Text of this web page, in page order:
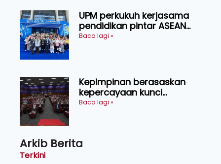
UPM perkukuh kerjasama
pendidikan pintar ASEAN
menerusi lawatan rasmi ke
Baca lagi »
Kepimpinan berasaskan
kepercayaan kunci
kecemerlangan institusi -
Baca lagi »
Arkib Berita
Terkini